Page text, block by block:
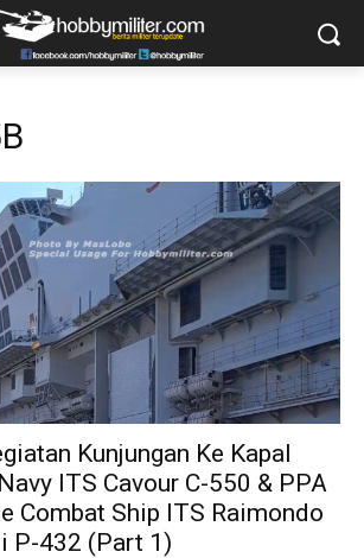
Kunjungan Ke Kapal
ITS Cavour C-550 & PPA
Combat Ship ITS Raimondo
P-432 (Part 1)